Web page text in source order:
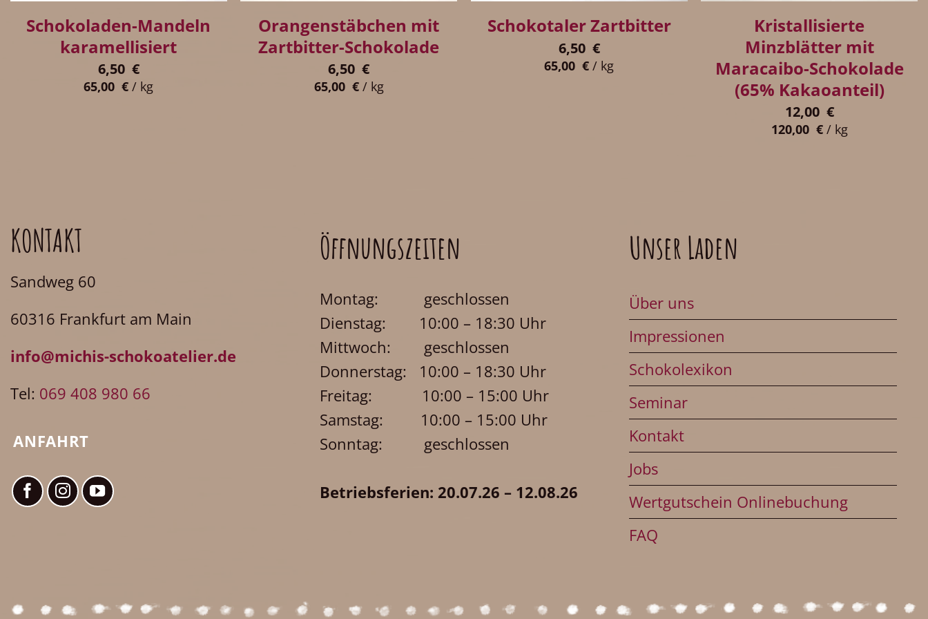
Schokoladen-Mandeln
karamellisiert
6,50 €
65,00 € / kg
Orangenstäbchen mit
Zartbitter-Schokolade
6,50 €
65,00 €/ kg
Schokotaler Zartbitter
6,50 €
65,00 € / kg
Kristallisierte
Minzblätter mit
Maracaibo-Schokolade
(65% Kakaoanteil)
12,00 €
120,00 €/ kg
KONTAKT
Sandweg 60
60316 Frankfurt am Main
info@michis-schokoatelier.de
Tel: 069 408 980 66
ANFAHRT
Öffnungszeiten
Montag: geschlossen
Dienstag: 10:00 – 18:30 Uhr
Mittwoch: geschlossen
Donnerstag: 10:00 – 18:30 Uhr
Freitag: 10:00 – 15:00 Uhr
Samstag: 10:00 – 15:00 Uhr
Sonntag: geschlossen
Betriebsferien: 20.07.26 – 12.08.26
Unser Laden
Über uns
Impressionen
Schokolexikon
Seminar
Kontakt
Jobs
Wertgutschein Onlinebuchung
FAQ